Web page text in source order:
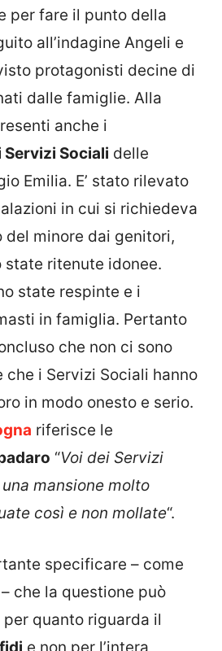
per fare il punto della
all’indagine Angeli e
protagonisti decine di
dalle famiglie. Alla
anche i
Sociali delle
Emilia. E’ stato rilevato
in cui si richiedeva
del minore dai genitori,
state ritenute idonee.
state respinte e i
in famiglia. Pertanto
che non ci sono
che i Servizi Sociali hanno
in modo onesto e serio.
riferisce le
“Voi dei Servizi
mansione molto
così e non mollate“.
specificare – come
– che la questione può
quanto riguarda il
e non per l’intera